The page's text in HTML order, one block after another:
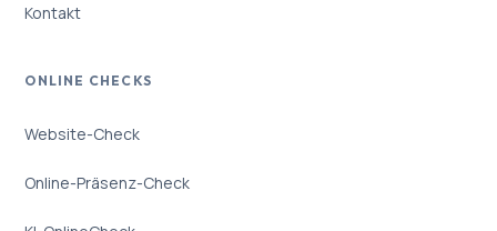
Kontakt
ONLINE CHECKS
Website-Check
Online-Präsenz-Check